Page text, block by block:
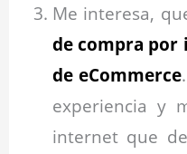
Me interesa,
de compra por
de eCommerce
experiencia y
internet que